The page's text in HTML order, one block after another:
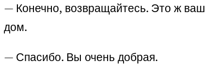
— Конечно, возвращайтесь. Это ж ваш
дом.
— Спасибо. Вы очень добрая.